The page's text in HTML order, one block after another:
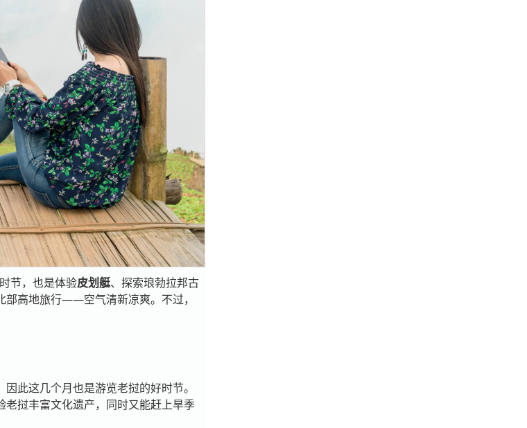
节，也是体验皮划艇、探索琅勃拉邦古
部高地旅行——空气清新凉爽。不过，
此这几个月也是游览老挝的好时节。
挝丰富文化遗产，同时又能赶上旱季